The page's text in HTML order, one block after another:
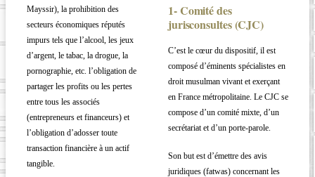
Mayssir), la prohibition des
secteurs économiques réputés
impurs tels que l’alcool, les jeux
d’argent, le tabac, la drogue, la
pornographie, etc. l’obligation de
partager les profits ou les pertes
entre tous les associés
(entrepreneurs et financeurs) et
l’obligation d’adosser toute
transaction financière à un actif
tangible.
1- Comité des
jurisconsultes (CJC)
C’est le cœur du dispositif, il est
composé d’éminents spécialistes en
droit musulman vivant et exerçant
en France métropolitaine. Le CJC se
compose d’un comité mixte, d’un
secrétariat et d’un porte-parole.
Son but est d’émettre des avis
juridiques (fatwas) concernant les